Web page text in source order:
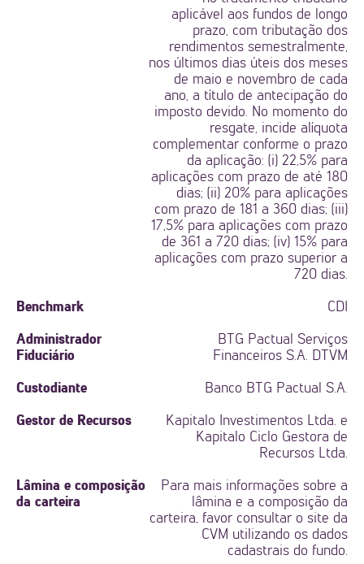
aplicável aos fundos de longo
prazo, com tributação dos
rendimentos semestralmente,
nos últimos dias úteis dos meses
de maio e novembro de cada
ano, a título de antecipação do
imposto devido. No momento do
resgate, incide alíquota
complementar conforme o prazo
da aplicação: (i) 22,5% para
aplicações com prazo de até 180
dias; (ii) 20% para aplicações
com prazo de 181 a 360 dias; (iii)
17,5% para aplicações com prazo
de 361 a 720 dias; (iv) 15% para
aplicações com prazo superior a
720 dias.
Benchmark CDI
Administrador
Fiduciário
BTG Pactual Serviços
Financeiros S.A. DTVM
Custodiante Banco BTG Pactual S.A.
Gestor de Recursos
Kapitalo Investimentos Ltda. e
Kapitalo Ciclo Gestora de
Recursos Ltda.
Lâmina e composição
da carteira
Para mais informações sobre a
lâmina e a composição da
carteira, favor consultar o site da
CVM utilizando os dados
cadastrais do fundo.